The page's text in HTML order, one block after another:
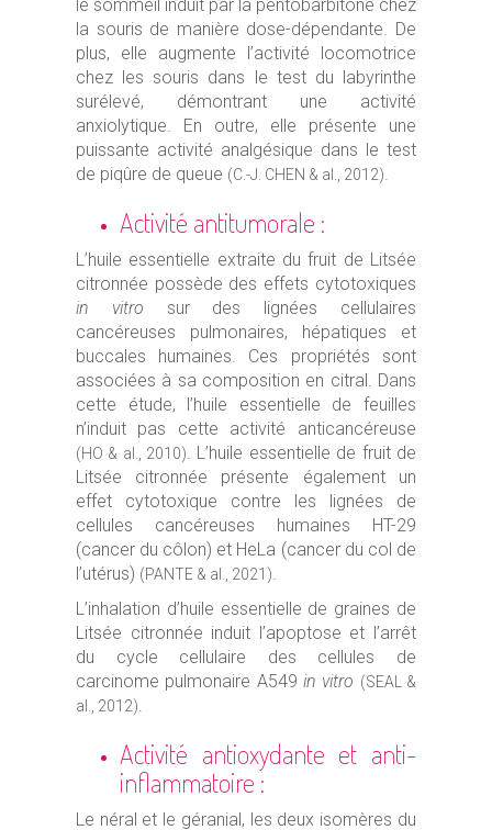
le sommeil induit par la pentobarbitone chez
la souris de manière dose-dépendante. De
plus, elle augmente l’activité locomotrice
chez les souris dans le test du labyrinthe
surélevé, démontrant une activité
anxiolytique. En outre, elle présente une
puissante activité analgésique dans le test
de piqûre de queue (C.-J. CHEN & al., 2012).
Activité antitumorale :
L’huile essentielle extraite du fruit de Litsée
citronnée possède des effets cytotoxiques
in vitro sur des lignées cellulaires
cancéreuses pulmonaires, hépatiques et
buccales humaines. Ces propriétés sont
associées à sa composition en citral. Dans
cette étude, l’huile essentielle de feuilles
n’induit pas cette activité anticancéreuse
(HO & al., 2010). L’huile essentielle de fruit de
Litsée citronnée présente également un
effet cytotoxique contre les lignées de
cellules cancéreuses humaines HT-29
(cancer du côlon) et HeLa (cancer du col de
l’utérus) (PANTE & al., 2021).
L’inhalation d’huile essentielle de graines de
Litsée citronnée induit l’apoptose et l’arrêt
du cycle cellulaire des cellules de
carcinome pulmonaire A549 in vitro (SEAL &
al., 2012).
Activité antioxydante et anti-
inflammatoire :
Le néral et le géranial, les deux isomères du